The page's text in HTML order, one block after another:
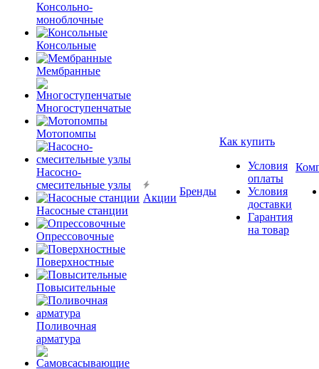
Консольно-
моноблочные
Консольные
Мембранные
Многоступенчатые
Мотопомпы
Насосно-
смесительные узлы
Насосные станции
Опрессовочные
Поверхностные
Повысительные
Поливочная
арматура
Акции
Бренды
Как купить
Условия
оплаты
Условия
доставки
Гарантия
на товар